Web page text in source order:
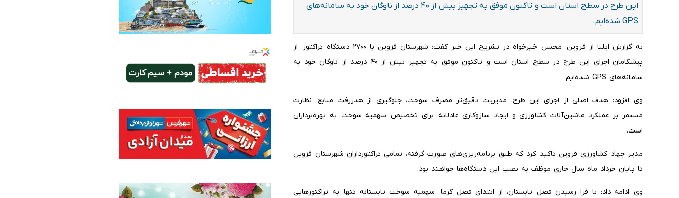
این طرح در سطح استان است و تاکنون موفق به تجهیز بیش از ۴۰ درصد از ناوگان خود به سامانه‌های
GPS شده‌ایم.
به گزارش ایلنا از قزوین، محسن خیرخواه در تشریح این خبر گفت: شهرستان قزوین با ۲۷۰۰ دستگاه تراکتور، از
پیشگامان اجرای این طرح در سطح استان است و تاکنون موفق به تجهیز بیش از ۴۰ درصد از ناوگان خود به
سامانه‌های GPS شده‌ایم.
وی افزود: هدف اصلی از اجرای این طرح، مدیریت دقیق‌تر مصرف سوخت، جلوگیری از هدررفت منابع، نظارت
مستمر بر عملکرد ماشین‌آلات کشاورزی و ایجاد سازوکاری عادلانه برای تخصیص سهمیه سوخت به بهره‌برداران
است.
مدیر جهاد کشاورزی قزوین تاکید کرد که طبق برنامه‌ریزی‌های صورت گرفته، تمامی تراکتورداران شهرستان قزوین
تا پایان خرداد ماه سال جاری موظف به نصب این دستگاه‌ها خواهند بود.
وی ادامه داد: با فرا رسیدن فصل تابستان، از ابتدای فصل گرما، سهمیه سوخت تابستانه تنها به تراکتورهایی